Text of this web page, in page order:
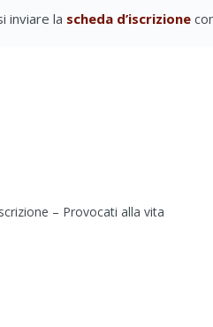
inviare la scheda d’iscrizione
– Provocati alla vita